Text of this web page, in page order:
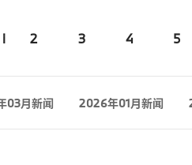
i 2 3 4 5
03月新闻 2026年01月新闻